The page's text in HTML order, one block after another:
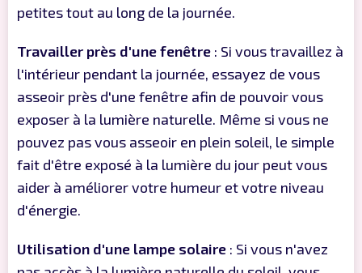
petites tout au long de la journée.
Travailler près d'une fenêtre : Si vous travaillez à
l'intérieur pendant la journée, essayez de vous
asseoir près d'une fenêtre afin de pouvoir vous
exposer à la lumière naturelle. Même si vous ne
pouvez pas vous asseoir en plein soleil, le simple
fait d'être exposé à la lumière du jour peut vous
aider à améliorer votre humeur et votre niveau
d'énergie.
Utilisation d'une lampe solaire : Si vous n'avez